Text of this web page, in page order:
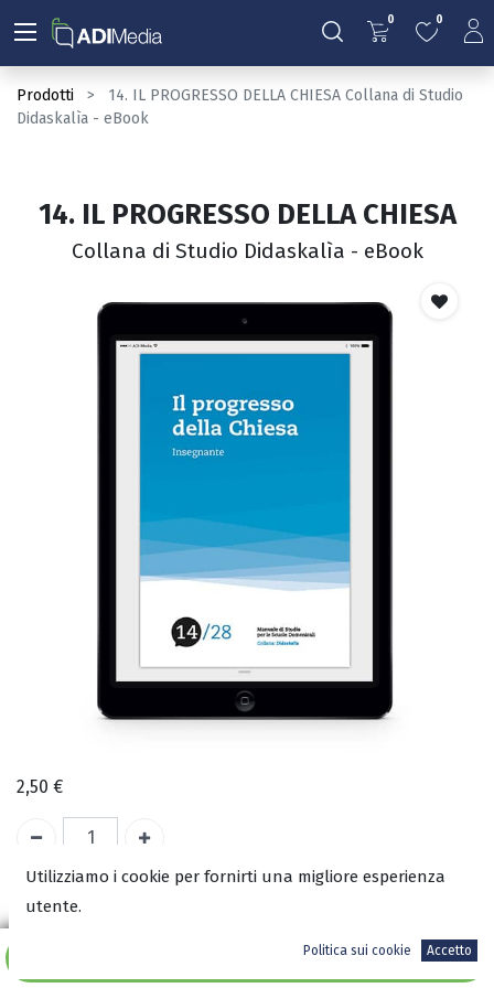
0 0
Prodotti
14. IL PROGRESSO DELLA CHIESA Collana di Studio
Didaskalìa - eBook
Aggiungi al carrello
14. IL PROGRESSO DELLA CHIESA
Collana di Studio Didaskalìa - eBook
2,50 €
COD: 2779 - 14
Utilizziamo i cookie per fornirti una migliore esperienza
utente.
Politica sui cookie Accetto